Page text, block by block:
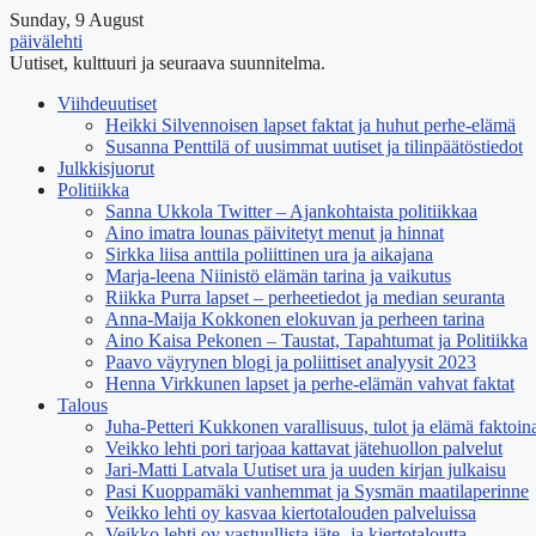
Sunday, 9 August
päivälehti
Uutiset, kulttuuri ja seuraava suunnitelma.
Viihdeuutiset
Heikki Silvennoisen lapset faktat ja huhut perhe-elämä
Susanna Penttilä of uusimmat uutiset ja tilinpäätöstiedot
Julkkisjuorut
Politiikka
Sanna Ukkola Twitter – Ajankohtaista politiikkaa
Aino imatra lounas päivitetyt menut ja hinnat
Sirkka liisa anttila poliittinen ura ja aikajana
Marja-leena Niinistö elämän tarina ja vaikutus
Riikka Purra lapset – perheetiedot ja median seuranta
Anna-Maija Kokkonen elokuvan ja perheen tarina
Aino Kaisa Pekonen – Taustat, Tapahtumat ja Politiikka
Paavo väyrynen blogi ja poliittiset analyysit 2023
Henna Virkkunen lapset ja perhe-elämän vahvat faktat
Talous
Juha-Petteri Kukkonen varallisuus, tulot ja elämä
Veikko lehti pori tarjoaa kattavat jätehuollon palvelut
Jari-Matti Latvala Uutiset ura ja uuden kirjan julkaisu
Pasi Kuoppamäki vanhemmat ja Sysmän maatilaperinne
Veikko lehti oy kasvaa kiertotalouden palveluissa